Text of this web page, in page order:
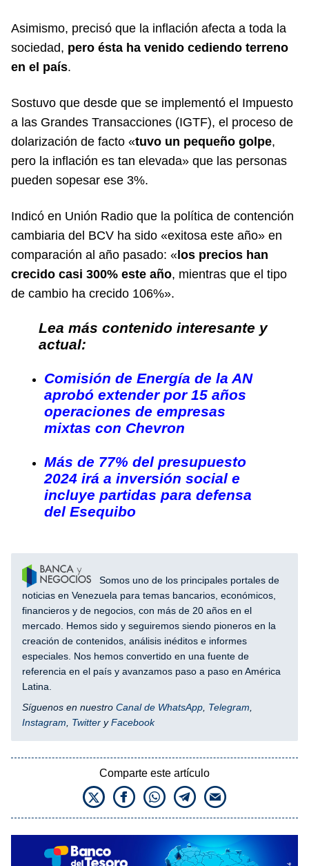
Asimismo, precisó que la inflación afecta a toda la
sociedad, pero ésta ha venido cediendo terreno
en el país.
Sostuvo que desde que se implementó el Impuesto
a las Grandes Transacciones (IGTF), el proceso de
dolarización de facto «tuvo un pequeño golpe,
pero la inflación es tan elevada» que las personas
pueden sopesar ese 3%.
Indicó en Unión Radio que la política de contención
cambiaria del BCV ha sido «exitosa este año» en
comparación al año pasado: «los precios han
crecido casi 300% este año, mientras que el tipo
de cambio ha crecido 106%».
Lea más contenido interesante y
actual:
Comisión de Energía de la AN
aprobó extender por 15 años
operaciones de empresas
mixtas con Chevron
Más de 77% del presupuesto
2024 irá a inversión social e
incluye partidas para defensa
del Esequibo
Somos uno de los principales portales de
noticias en Venezuela para temas bancarios, económicos,
financieros y de negocios, con más de 20 años en el
mercado. Hemos sido y seguiremos siendo pioneros en la
creación de contenidos, análisis inéditos e informes
especiales. Nos hemos convertido en una fuente de
referencia en el país y avanzamos paso a paso en América
Latina.
Síguenos en nuestro Canal de WhatsApp Telegram
Instagram
Twitter yFacebook
Comparte este artículo